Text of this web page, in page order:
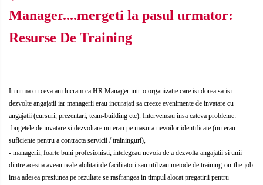
CIVILA
Comunicare (interpersonala, intra
- departamentala, intre-
departamente, in intrreaga
organizatie, in situatii de criza, cu
COMUNICATII SPECIALE SI
CRIMINALISTICA / CONTRA-
TERORISM / ANTI-DROG / ANTI-
CRIMA ORGANIZATA
Cultura Organizationala
Cyber-Security
Energizare
Manager....mergeti la pasul urmator:
Resurse De Training
In urma cu ceva ani lucram ca HR Manager intr-o organizatie care isi dorea sa isi
dezvolte angajatii iar managerii erau incurajati sa creeze evenimente de invatare cu
angajatii (cursuri, prezentari, team-building etc). Interveneau insa cateva probleme:
-bugetele de invatare si dezvoltare nu erau pe masura nevoilor identificate (nu erau
suficiente pentru a contracta servicii / traininguri),
- managerii, foarte buni profesionisti, intelegeau nevoia de a dezvolta angajatii si unii
dintre acestia aveau reale abilitati de facilitatori sau utilizau metode de training-on-the-job
insa adesea presiunea pe rezultate se rasfrangea in timpul alocat pregatirii pentru